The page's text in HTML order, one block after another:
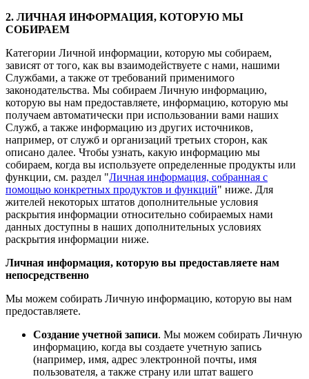
2. ЛИЧНАЯ ИНФОРМАЦИЯ, КОТОРУЮ МЫ
СОБИРАЕМ
Категории Личной информации, которую мы собираем,
зависят от того, как вы взаимодействуете с нами, нашими
Службами, а также от требований применимого
законодательства. Мы собираем Личную информацию,
которую вы нам предоставляете, информацию, которую мы
получаем автоматически при использовании вами наших
Служб, а также информацию из других источников,
например, от служб и организаций третьих сторон, как
описано далее. Чтобы узнать, какую информацию мы
собираем, когда вы используете определенные продукты или
функции, см. раздел "Личная информация, собранная с
помощью конкретных продуктов и функций" ниже. Для
жителей некоторых штатов дополнительные условия
раскрытия информации относительно собираемых нами
данных доступны в наших дополнительных условиях
раскрытия информации ниже.
Личная информация, которую вы предоставляете нам
непосредственно
Мы можем собирать Личную информацию, которую вы нам
предоставляете.
Создание учетной записи. Мы можем собирать Личную
информацию, когда вы создаете учетную запись
(например, имя, адрес электронной почты, имя
пользователя, а также страну или штат вашего